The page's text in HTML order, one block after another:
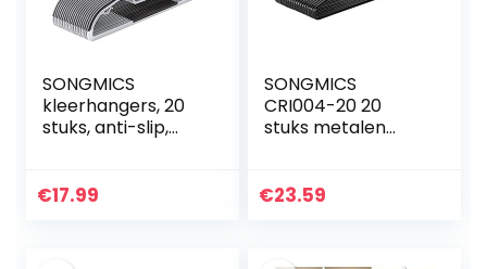
SONGMICS
kleerhangers, 20
stuks, anti-slip,
0,5 cm dik,
€17.99
SONGMICS
CRI004-20 20
stuks metalen
mm, zwart, 38 cm
€23.59